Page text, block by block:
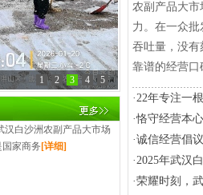
1 2 3 4 5
汉白沙洲农副产品大市场
家商务 [详细]
农副产品大
力。在一众
吞吐量，没
靠谱的经营
·22年专注一
·恪守经营本
·诚信经营倡
·2025年武汉
·荣耀时刻，